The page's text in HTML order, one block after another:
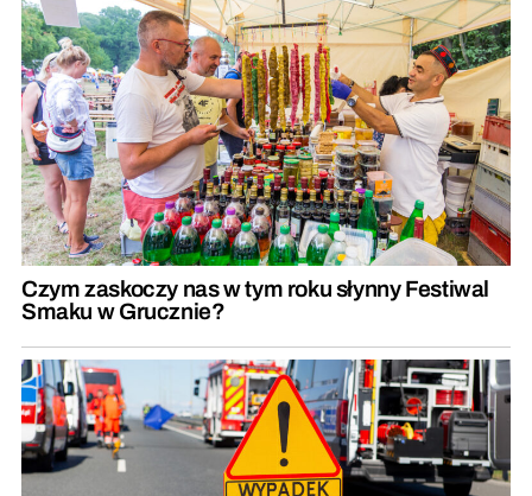
Czym zaskoczy nas w tym roku słynny Festiwal
Smaku w Grucznie?